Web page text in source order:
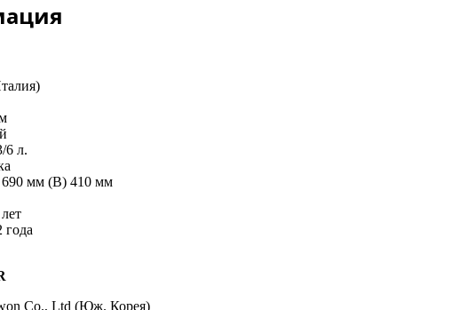
6 л.
мм (В) 410 мм
года
Co., Ltd (Юж. Корея)